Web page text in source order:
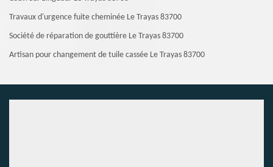
Travaux d'urgence fuite cheminée Le Trayas 83700
Société de réparation de gouttière Le Trayas 83700
Artisan pour changement de tuile cassée Le Trayas 83700